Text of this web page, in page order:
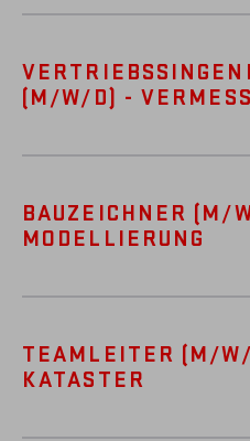
(M/W/D) -
BAUZEICHNER (M/
MODELLIERUNG
TEAMLEITER (M/
KATASTER